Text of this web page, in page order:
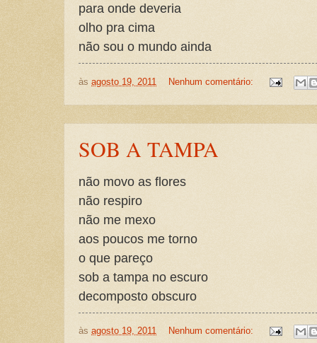
para onde deveria
olho pra cima
não sou o mundo ainda
às agosto 19, 2011 Nenhum comentário:
SOB A TAMPA
não movo as flores
não respiro
não me mexo
aos poucos me torno
o que pareço
sob a tampa no escuro
decomposto obscuro
às agosto 19, 2011 Nenhum comentário: